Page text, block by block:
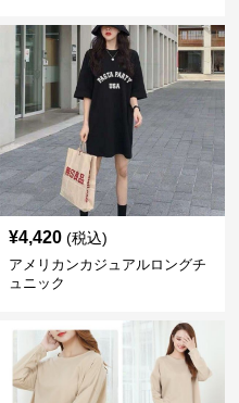
¥4,420 (税込)
アメリカンカジュアルロングチ
ュニック